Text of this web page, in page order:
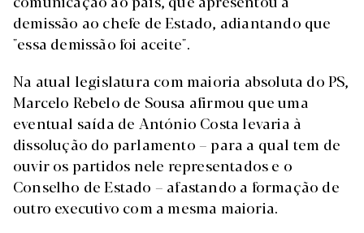
demissão ao chefe de Estado, adiantando que
"essa demissão foi aceite".
Na atual legislatura com maioria absoluta do PS,
Marcelo Rebelo de Sousa afirmou que uma
eventual saída de António Costa levaria à
dissolução do parlamento – para a qual tem de
ouvir os partidos nele representados e o
Conselho de Estado – afastando a formação de
outro executivo com a mesma maioria.